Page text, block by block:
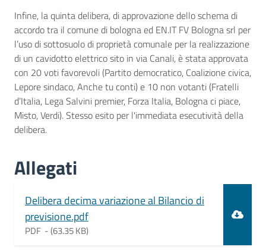
Infine, la quinta delibera, di approvazione dello schema di
accordo tra il comune di bologna ed EN.IT FV Bologna srl per
l’uso di sottosuolo di proprietà comunale per la realizzazione
di un cavidotto elettrico sito in via Canali, è stata approvata
con 20 voti favorevoli (Partito democratico, Coalizione civica,
Lepore sindaco, Anche tu conti) e 10 non votanti (Fratelli
d’Italia, Lega Salvini premier, Forza Italia, Bologna ci piace,
Misto, Verdi). Stesso esito per l'immediata esecutività della
delibera.
Allegati
Delibera decima variazione al Bilancio di
previsione.pdf
PDF -(63.35 KB)